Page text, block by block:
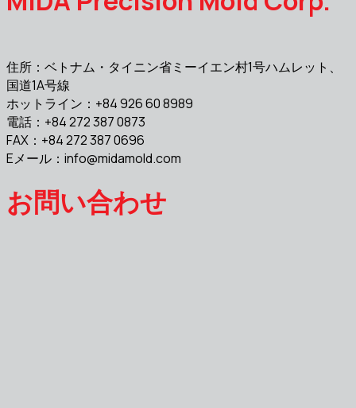
住所：ベトナム・タイニン省ミーイエン村1号ハムレット、
国道1A号線
ホットライン：+84 926 60 8989
電話：+84 272 387 0873
FAX：+84 272 387 0696
Eメール： info@midamold.com
お問い合わせ